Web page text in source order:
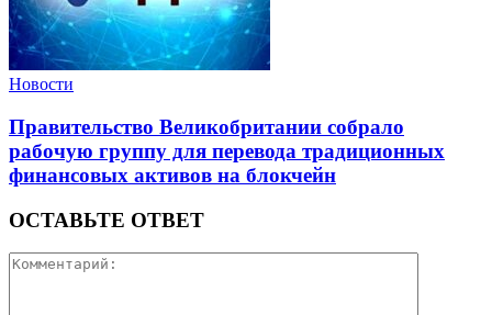
Новости
Правительство Великобритании собрало
рабочую группу для перевода традиционных
финансовых активов на блокчейн
ОСТАВЬТЕ ОТВЕТ